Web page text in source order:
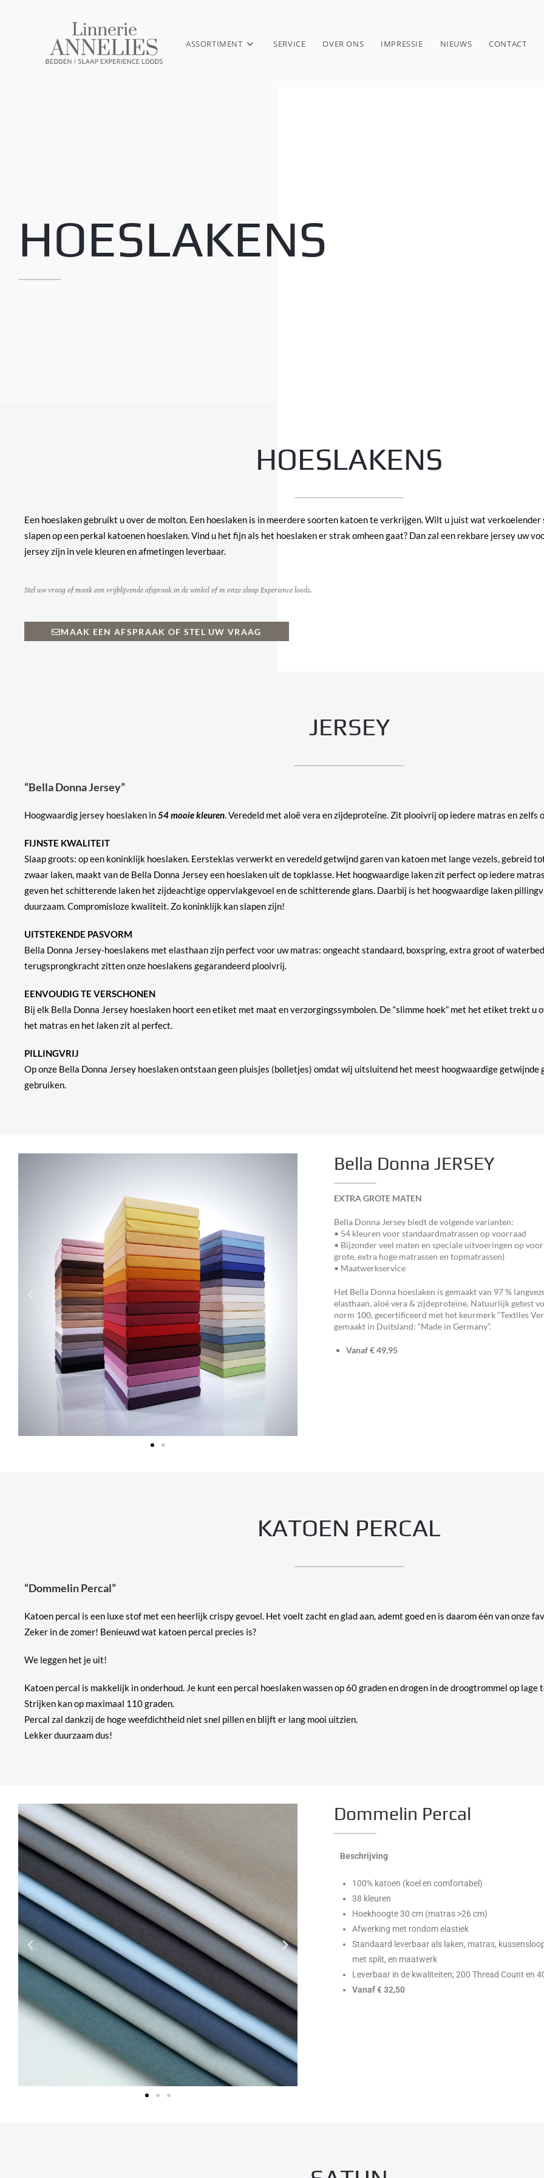
ASSORTIMENT SERVICE OVER ONS IMPRESSIE NIEUWS CONTACT
HOESLAKENS
HOESLAKENS
Een hoeslaken gebruikt u over de molton. Een hoeslaken is in meerdere soorten katoen te verkrijgen. Wilt u juist wat
slapen op een perkal katoenen hoeslaken. Vind u het fijn als het hoeslaken er strak omheen gaat? Dan zal een rekbare jersey uw
jersey zijn in vele kleuren en afmetingen leverbaar.
Stel uw vraag of maak een vrijblijvende afspraak in de winkel of in onze slaap Experience loods.
MAAK EEN AFSPRAAK OF STEL UW VRAAG
JERSEY
“Bella Donna Jersey”
Hoogwaardig jersey hoeslaken in54 mooie kleuren. Veredeld met aloë vera en zijdeproteïne. Zit plooivrij op iedere matras en zelfs
FIJNSTE KWALITEIT
Slaap groots: op een koninklijk hoeslaken. Eersteklas verwerkt en veredeld getwijnd garen van katoen met lange vezels, gebreid
zwaar laken, maakt van de Bella Donna Jersey een hoeslaken uit de topklasse. Het hoogwaardige laken zit perfect op iedere
geven het schitterende laken het zijdeachtige oppervlakgevoel en de schitterende glans. Daarbij is het hoogwaardige laken
duurzaam. Compromisloze kwaliteit. Zo koninklijk kan slapen zijn!
UITSTEKENDE PASVORM
Bella Donna Jersey-hoeslakens met elasthaan zijn perfect voor uw matras: ongeacht standaard, boxspring, extra groot of
terugsprongkracht zitten onze hoeslakens gegarandeerd plooivrij.
EENVOUDIG TE VERSCHONEN
Bij elk Bella Donna Jersey hoeslaken hoort een etiket met maat en verzorgingssymbolen. De “slimme hoek” met het etiket trekt u
het matras en het laken zit al perfect.
PILLINGVRIJ
Op onze Bella Donna Jersey hoeslaken ontstaan geen pluisjes (bolletjes) omdat wij uitsluitend het meest hoogwaardige getwijnde
gebruiken.
Bella Donna JERSEY
EXTRA GROTE MATEN
Bella Donna Jersey biedt de volgende varianten:
• 54 kleuren voor standaardmatrassen op voorraad
• Bijzonder veel maten en speciale uitvoeringen op
grote, extra hoge matrassen en topmatrassen)
• Maatwerkservice
Het Bella Donna hoeslaken is gemaakt van 97 %
elasthaan, aloë vera & zijdeproteïne. Natuurlijk getest
norm 100, gecertificeerd met het keurmerk “Textiles
gemaakt in Duitsland: “Made in Germany”.
Vanaf € 49,95
KATOEN PERCAL
“Dommelin Percal”
Katoen percal is een luxe stof met een heerlijk crispy gevoel. Het voelt zacht en glad aan, ademt goed en is daarom één van onze
Zeker in de zomer! Benieuwd wat katoen percal precies is?
We leggen het je uit!
Katoen percal is makkelijk in onderhoud. Je kunt een percal hoeslaken wassen op 60 graden en drogen in de droogtrommel op lage
Strijken kan op maximaal 110 graden.
Percal zal dankzij de hoge weefdichtheid niet snel pillen en blijft er lang mooi uitzien.
Lekker duurzaam dus!
Dommelin Percal
Beschrijving
100% katoen (koel en comfortabel)
38 kleuren
Hoekhoogte 30 cm (matras >26 cm)
Afwerking met rondom elastiek
Standaard leverbaar als laken, matras,
met split, en maatwerk
Leverbaar in de kwaliteiten; 200 Thread Count en
Vanaf € 32,50